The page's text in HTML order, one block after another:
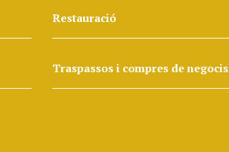
Restauració
Traspassos i compres de negocis